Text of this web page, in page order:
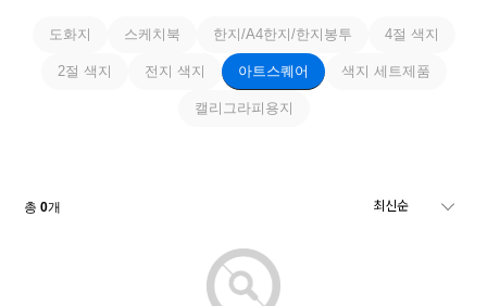
도화지 스케치북 한지/A4한지/한지봉투 4절 색지
2절 색지 전지 색지 아트스퀘어 색지 세트제품
캘리그라피용지
총0개